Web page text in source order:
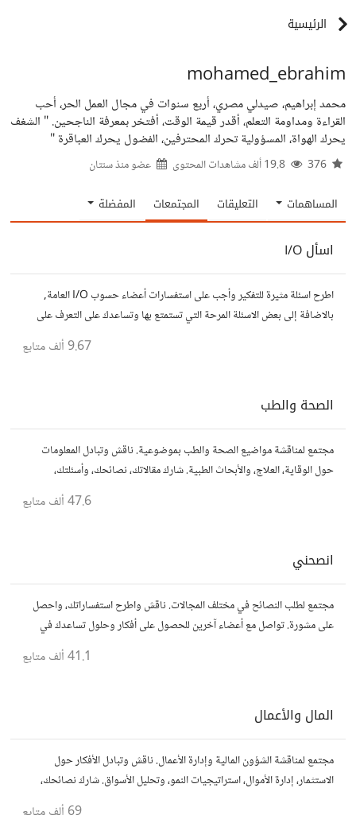
الرئيسية
mohamed_ebrahim
محمد إبراهيم، صيدلي مصري، أربع سنوات في مجال العمل الحر، أحب
القراءة ومداومة التعلم، أقدر قيمة الوقت، أفتخر بمعرفة الناجحين. " الشغف
يحرك الهواة، المسؤولية تحرك المحترفين، الفضول يحرك العباقرة "
عضو منذسنتان
المساهمات التعليقات المجتمعات المفضلة
اسأل I/O
اطرح اسئلة مثيرة للتفكير وأجب على استفسارات أعضاء حسوب I/O العامة,
بالاضافة إلى بعض الاسئلة المرحة التي تستمتع بها وتساعدك على التعرف على
9.67 ألف متابع
الصحة والطب
مجتمع لمناقشة مواضيع الصحة والطب بموضوعية. ناقش وتبادل المعلومات
حول الوقاية، العلاج، والأبحاث الطبية. شارك مقالاتك، نصائحك، وأسئلتك،
47.6 ألف متابع
انصحني
مجتمع لطلب النصائح في مختلف المجالات. ناقش واطرح استفساراتك، واحصل
على مشورة. تواصل مع أعضاء آخرين للحصول على أفكار وحلول تساعدك في
41.1 ألف متابع
المال والأعمال
مجتمع لمناقشة الشؤون المالية وإدارة الأعمال. ناقش وتبادل الأفكار حول
الاستثمار، إدارة الأموال، استراتيجيات النمو، وتحليل الأسواق. شارك نصائحك،